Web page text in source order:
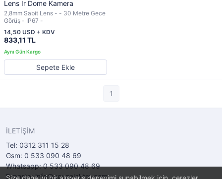
Lens Ir Dome Kamera
2,8mm Sabit Lens - - 30 Metre Gece
Görüş - IP67 -
833,11 TL
14,50 USD + KDV
Sepete Ekle
1
İLETİŞİM
Tel: 0312 311 15 28
Gsm: 0 533 090 48 69
Whatsapp: 0 533 090 48 69
E-posta: info@ucuzelektro.com